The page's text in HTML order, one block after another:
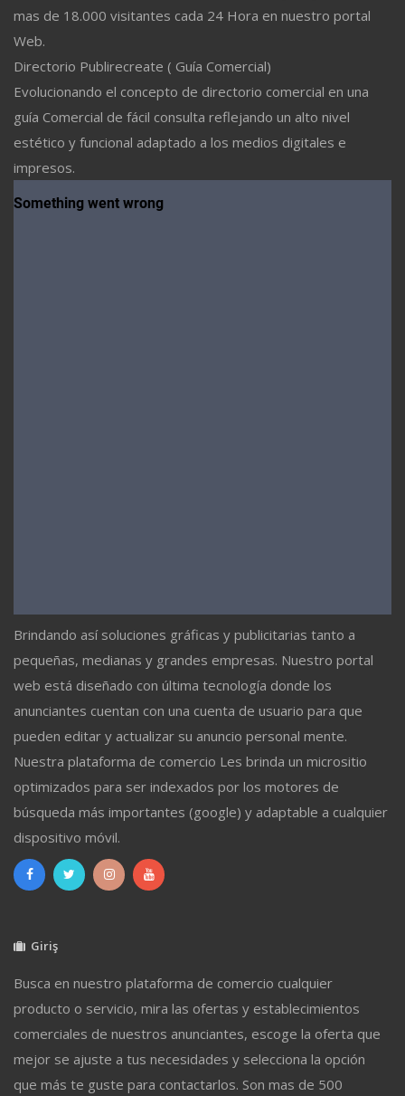
mas de 18.000 visitantes cada 24 Hora en nuestro portal
Web.
Directorio Publirecreate ( Guía Comercial)
Evolucionando el concepto de directorio comercial en una
guía Comercial de fácil consulta reflejando un alto nivel
estético y funcional adaptado a los medios digitales e
impresos.
Brindando así soluciones gráficas y publicitarias tanto a
pequeñas, medianas y grandes empresas. Nuestro portal
web está diseñado con última tecnología donde los
anunciantes cuentan con una cuenta de usuario para que
pueden editar y actualizar su anuncio personal mente.
Nuestra plataforma de comercio Les brinda un micrositio
optimizados para ser indexados por los motores de
búsqueda más importantes (google) y adaptable a cualquier
dispositivo móvil.
Giriş
Busca en nuestro plataforma de comercio cualquier
producto o servicio, mira las ofertas y establecimientos
comerciales de nuestros anunciantes, escoge la oferta que
mejor se ajuste a tus necesidades y selecciona la opción
que más te guste para contactarlos. Son mas de 500